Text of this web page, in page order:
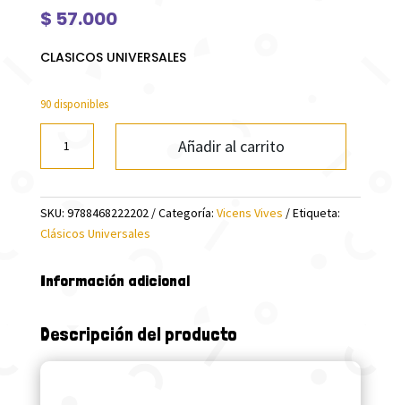
$ 57.000
CLASICOS UNIVERSALES
90 disponibles
MISANTROPO.
EL
ENFERMO
IMAGINARIO
(C.UNIVER)
Añadir al carrito
SKU: 9788468222202 Categoría: Vicens Vives
Etiqueta:
Clásicos Universales
Información adicional
Descripción del producto